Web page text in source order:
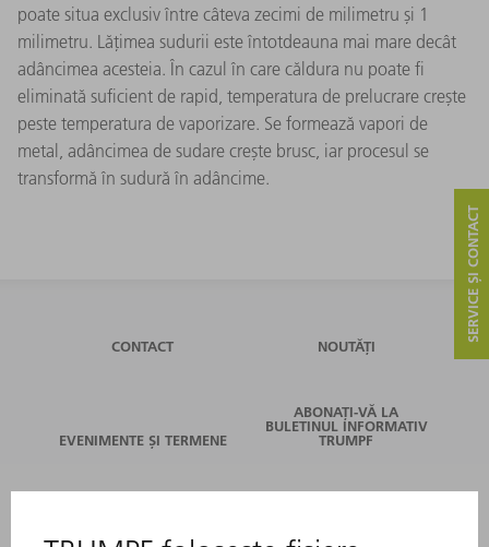
poate situa exclusiv între câteva zecimi de milimetru și 1
milimetru. Lățimea sudurii este întotdeauna mai mare decât
adâncimea acesteia. În cazul în care căldura nu poate fi
eliminată suficient de rapid, temperatura de prelucrare crește
peste temperatura de vaporizare. Se formează vapori de
metal, adâncimea de sudare crește brusc, iar procesul se
transformă în sudură în adâncime.
SERVICE ȘI CONTACT
CONTACT NOUTĂȚI
EVENIMENTE ȘI TERMENE
ABONAȚI-VĂ LA
BULETINUL INFORMATIV
TRUMPF